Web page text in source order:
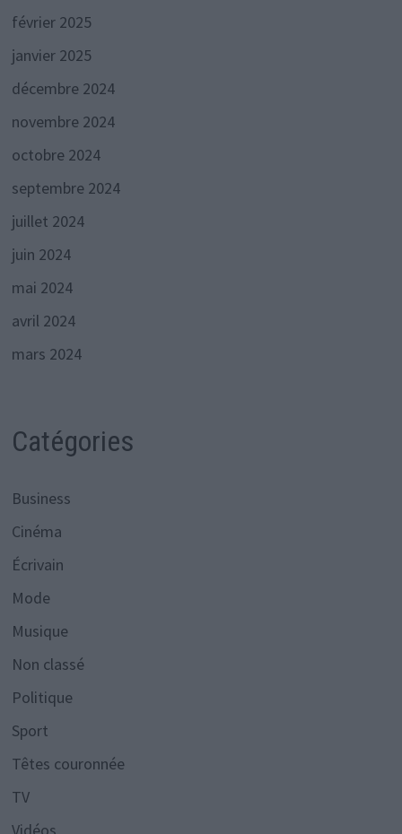
février 2025
janvier 2025
décembre 2024
novembre 2024
octobre 2024
septembre 2024
juillet 2024
juin 2024
mai 2024
avril 2024
mars 2024
Catégories
Business
Cinéma
Écrivain
Mode
Musique
Non classé
Politique
Sport
Têtes couronnée
TV